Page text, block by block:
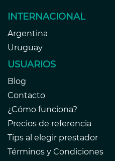
INTERNACIONAL
Argentina
Uruguay
USUARIOS
Blog
Contacto
¿Cómo funciona?
Precios de referencia
Tips al elegir prestador
Términos y Condiciones